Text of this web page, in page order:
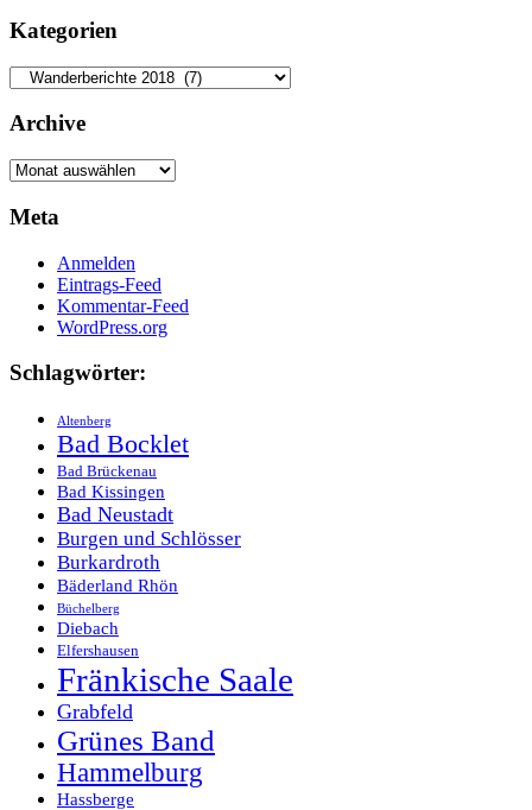
Kategorien
Kategorien
Archive
Archive
Meta
Anmelden
Eintrags-Feed
Kommentar-Feed
WordPress.org
Schlagwörter:
Altenberg
Bad Bocklet
Bad Brückenau
Bad Kissingen
Bad Neustadt
Burgen und Schlösser
Burkardroth
Bäderland Rhön
Büchelberg
Diebach
Elfershausen
Fränkische Saale
Grabfeld
Grünes Band
Hammelburg
Hassberge